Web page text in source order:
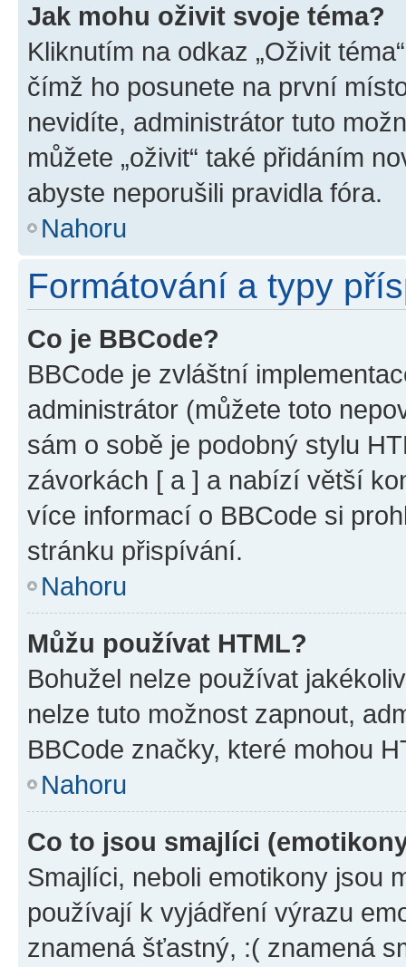
Jak mohu oživit svoje téma?
Kliknutím na odkaz „Oživit
čímž ho posunete na první
nevidíte, administrátor tuto
můžete „oživit“ také přidáním
abyste neporušili pravidla fóra.
Nahoru
Formátování a typy
Co je BBCode?
BBCode je zvláštní
administrátor (můžete toto
sám o sobě je podobný stylu
závorkách [ a ] a nabízí větší
více informací o BBCode si
stránku přispívání.
Nahoru
Můžu používat HTML?
Bohužel nelze používat
nelze tuto možnost zapnout,
BBCode značky, které mohou
Nahoru
Co to jsou smajlíci
Smajlíci, neboli emotikony jsou
používají k vyjádření výrazu
znamená šťastný, :( znamená